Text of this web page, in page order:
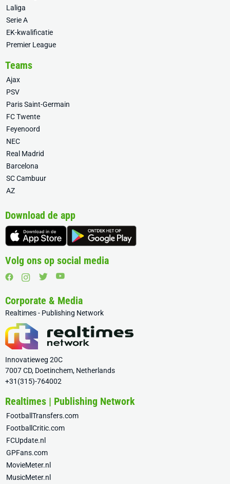
Laliga
Serie A
EK-kwalificatie
Premier League
Teams
Ajax
PSV
Paris Saint-Germain
FC Twente
Feyenoord
NEC
Real Madrid
Barcelona
SC Cambuur
AZ
Download de app
Volg ons op social media
Corporate & Media
Realtimes - Publishing Network
Innovatieweg 20C
7007 CD, Doetinchem, Netherlands
+31(315)-764002
Realtimes | Publishing Network
FootballTransfers.com
FootballCritic.com
FCUpdate.nl
GPFans.com
MovieMeter.nl
MusicMeter.nl